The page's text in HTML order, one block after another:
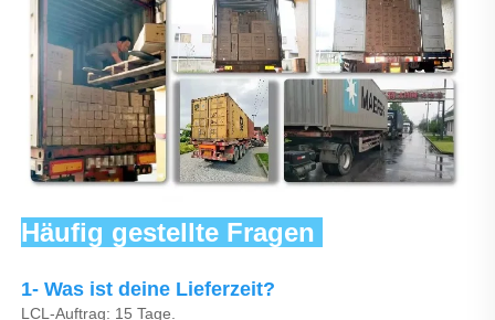
Häufig gestellte Fragen
1- Was ist deine Lieferzeit?
LCL-Auftrag: 15 Tage.